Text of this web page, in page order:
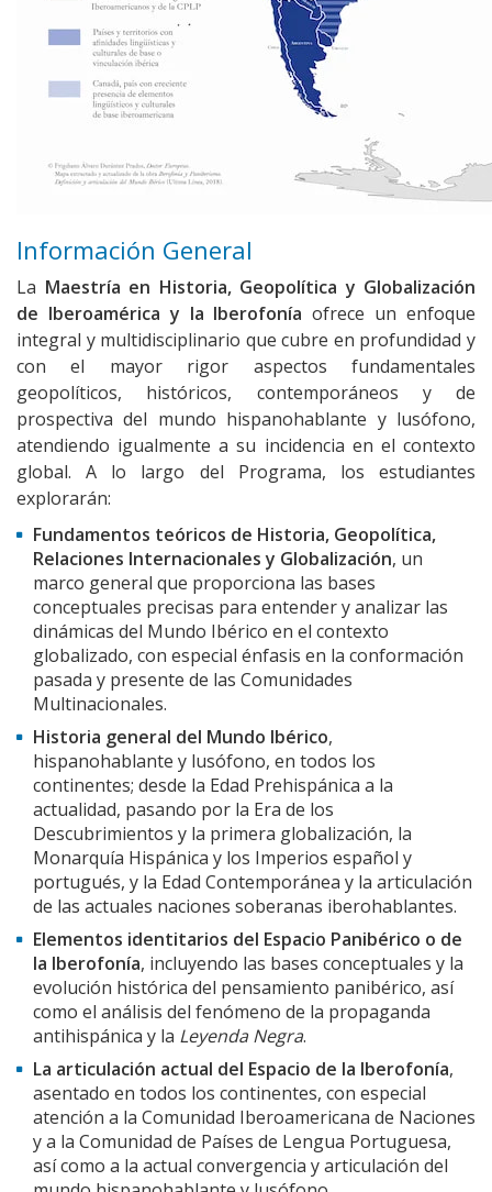
Información General
La Maestría en Historia, Geopolítica y Globalización
de Iberoamérica y la Iberofonía ofrece un enfoque
integral y multidisciplinario que cubre en profundidad y
con el mayor rigor aspectos fundamentales
geopolíticos, históricos, contemporáneos y de
prospectiva del mundo hispanohablante y lusófono,
atendiendo igualmente a su incidencia en el contexto
global. A lo largo del Programa, los estudiantes
explorarán:
Fundamentos teóricos de Historia, Geopolítica,
Relaciones Internacionales y Globalización, un
marco general que proporciona las bases
conceptuales precisas para entender y analizar las
dinámicas del Mundo Ibérico en el contexto
globalizado, con especial énfasis en la conformación
pasada y presente de las Comunidades
Multinacionales.
Historia general del Mundo Ibérico,
hispanohablante y lusófono, en todos los
continentes; desde la Edad Prehispánica a la
actualidad, pasando por la Era de los
Descubrimientos y la primera globalización, la
Monarquía Hispánica y los Imperios español y
portugués, y la Edad Contemporánea y la articulación
de las actuales naciones soberanas iberohablantes.
Elementos identitarios del Espacio Panibérico o de
la Iberofonía, incluyendo las bases conceptuales y la
evolución histórica del pensamiento panibérico, así
como el análisis del fenómeno de la propaganda
antihispánica y la Leyenda Negra.
La articulación actual del Espacio de la Iberofonía,
asentado en todos los continentes, con especial
atención a la Comunidad Iberoamericana de Naciones
y a la Comunidad de Países de Lengua Portuguesa,
así como a la actual convergencia y articulación del